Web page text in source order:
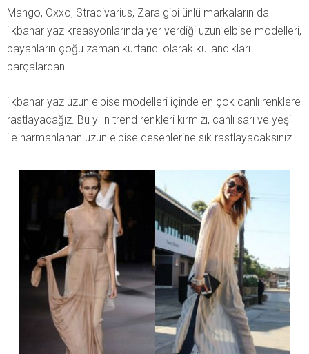
Mango, Oxxo, Stradivarius, Zara gibi ünlü markaların da
ilkbahar yaz kreasyonlarında yer verdiği uzun elbise modelleri,
bayanların çoğu zaman kurtarıcı olarak kullandıkları
parçalardan.
ilkbahar yaz uzun elbise modelleri içinde en çok canlı renklere
rastlayacağız. Bu yılın trend renkleri kırmızı, canlı sarı ve yeşil
ile harmanlanan uzun elbise desenlerine sık rastlayacaksınız.